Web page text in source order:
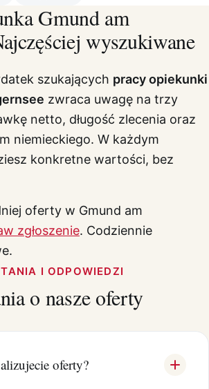
Gmund am
wyszukiwane
szukających pracy opiekunki
zwraca uwagę na trzy
netto, długość zlecenia oraz
niemieckiego. W każdym
konkretne wartości, bez
oferty w Gmund am
zgłoszenie. Codziennie
I ODPOWIEDZI
o nasze oferty
oferty?